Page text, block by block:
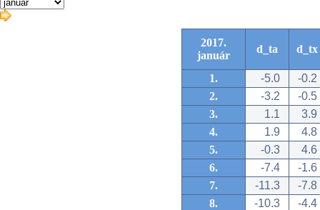
2017.
január
d_ta d_tx
1. -5.0
-0.2
2.
-3.2
-0.5
3.
1.1
3.9
4.
1.9
4.8
5.
-0.3
4.6
6.
-7.4
-1.6
7.
-11.3
-7.8
8.
-10.3
-4.4